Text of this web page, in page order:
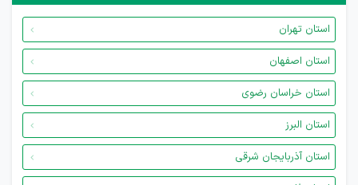
استان تهران
استان اصفهان
استان خراسان رضوی
استان البرز
استان آذربایجان شرقی